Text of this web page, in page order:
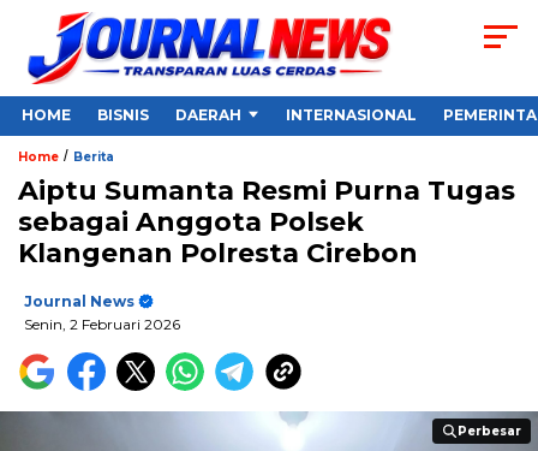
HOME BISNIS DAERAH INTERNASIONAL
Home / Berita
Aiptu Sumanta Resmi Purna Tugas
sebagai Anggota Polsek
Klangenan Polresta Cirebon
Journal News
Senin, 2 Februari 2026
Perbesar
Perbesar